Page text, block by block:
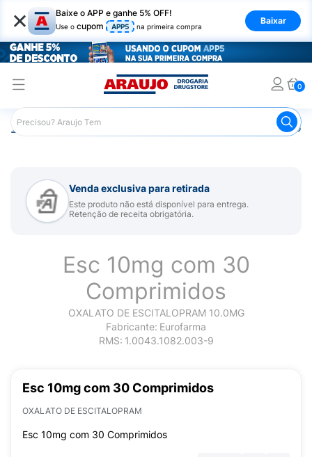
× Baixe o APP e ganhe 5% OFF!
Use o cupom APP5 na primeira compra
Baixar
0
Araujo Medicamentos Remédio para Sistema Nervoso
Venda exclusiva para retirada
Este produto não está disponível para entrega.
Retenção de receita obrigatória.
Esc 10mg com 30
Comprimidos
OXALATO DE ESCITALOPRAM 10.0MG
Fabricante: Eurofarma
RMS: 1.0043.1082.003-9
Esc 10mg com 30 Comprimidos
OXALATO DE ESCITALOPRAM
Esc 10mg com 30 Comprimidos